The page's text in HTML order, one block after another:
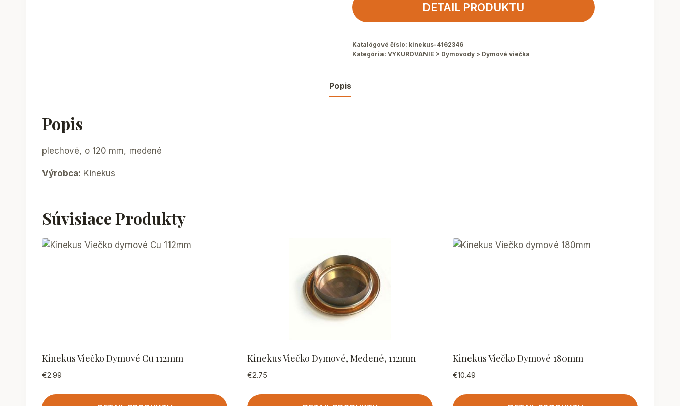
DETAIL PRODUKTU
Katalógové číslo: kinekus-4162346
Kategória: VYKUROVANIE > Dymovody > Dymové viečka
Popis
Popis
plechové, o 120 mm, medené
Výrobca: Kinekus
Súvisiace Produkty
Kinekus Viečko Dymové Cu 112mm
€2.99
Kinekus Viečko Dymové, Medené, 112mm
€2.75
Kinekus Viečko Dymové 180mm
€10.49